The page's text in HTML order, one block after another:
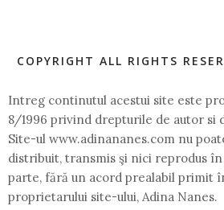
COPYRIGHT ALL RIGHTS
Intreg continutul acestui site este
8/1996 privind drepturile de autor si
Site-ul www.adinananes.com nu
distribuit, transmis şi nici reprodus
parte, fără un acord prealabil primit
proprietarului site-ului, Adina Nanes.